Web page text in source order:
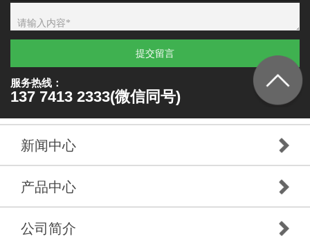
提交留言
服务热线：
137 7413 2333(微信同号)
新闻中心
产品中心
公司简介